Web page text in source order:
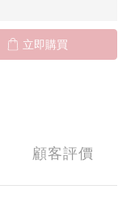
立即購買
顧客評價